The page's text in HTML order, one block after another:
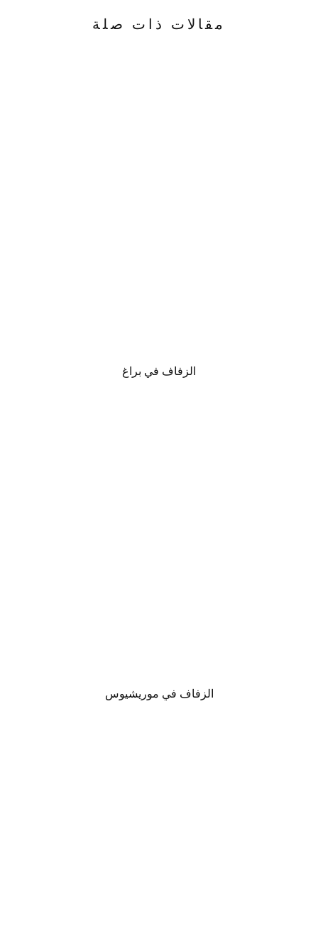
مقالات ذات صلة
الزفاف في براغ
الزفاف في موريشيوس